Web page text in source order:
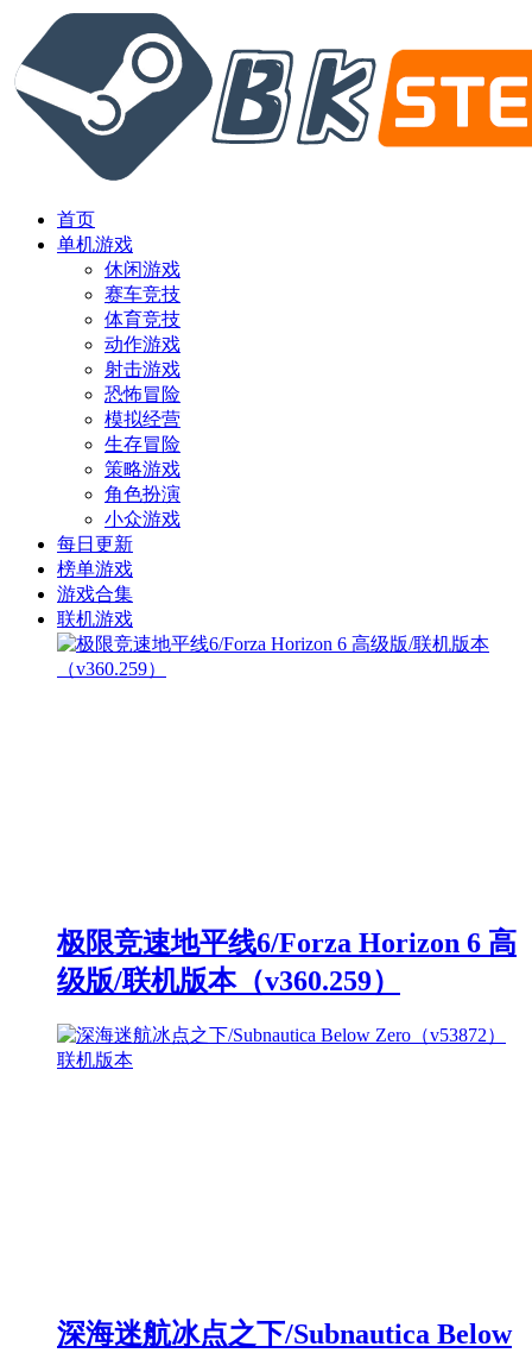
首页
单机游戏
休闲游戏
赛车竞技
体育竞技
动作游戏
射击游戏
恐怖冒险
模拟经营
生存冒险
策略游戏
角色扮演
小众游戏
每日更新
榜单游戏
游戏合集
联机游戏
极限竞速地平线6/Forza Horizon 6 高
级版/联机版本（v360.259）
深海迷航冰点之下/Subnautica Below